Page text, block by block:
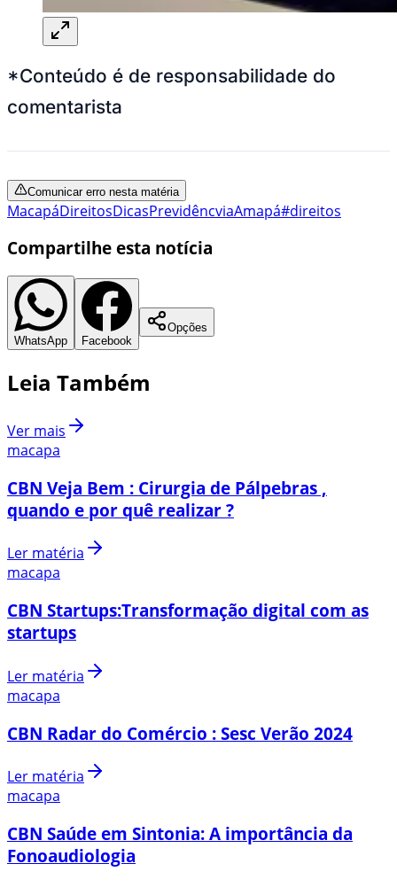
*Conteúdo é de responsabilidade do
comentarista
Comunicar erro nesta matéria
MacapáDireitosDicasPrevidêncviaAmapá#direitos
Compartilhe esta notícia
WhatsApp Facebook
Opções
Leia Também
Ver mais
macapa
CBN Veja Bem : Cirurgia de Pálpebras ,
quando e por quê realizar ?
Ler matéria
macapa
CBN Startups:Transformação digital com as
startups
Ler matéria
macapa
CBN Radar do Comércio : Sesc Verão 2024
Ler matéria
macapa
CBN Saúde em Sintonia: A importância da
Fonoaudiologia